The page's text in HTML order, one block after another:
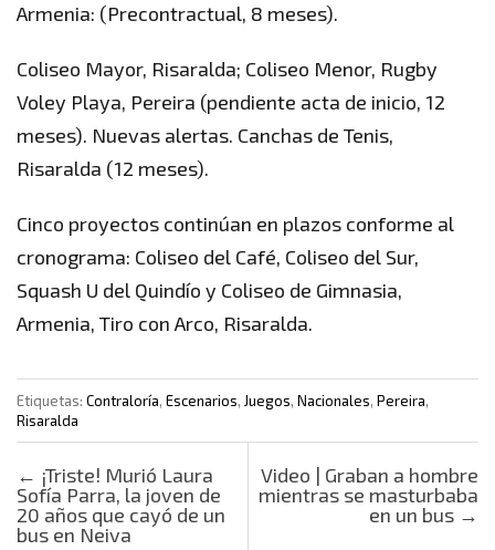
Armenia: (Precontractual, 8 meses).
Coliseo Mayor, Risaralda; Coliseo Menor, Rugby
Voley Playa, Pereira (pendiente acta de inicio, 12
meses). Nuevas alertas. Canchas de Tenis,
Risaralda (12 meses).
Cinco proyectos continúan en plazos conforme al
cronograma: Coliseo del Café, Coliseo del Sur,
Squash U del Quindío y Coliseo de Gimnasia,
Armenia, Tiro con Arco, Risaralda.
Etiquetas: Contraloría, Escenarios, Juegos, Nacionales, Pereira,
Risaralda
Post navigation
← ¡Triste! Murió Laura
Sofía Parra, la joven de
20 años que cayó de un
bus en Neiva
Video | Graban a hombre
mientras se masturbaba
en un bus →